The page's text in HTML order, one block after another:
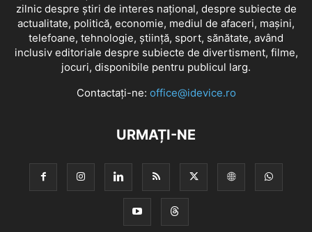
zilnic despre știri de interes național, despre subiecte de
actualitate, politică, economie, mediul de afaceri, mașini,
telefoane, tehnologie, știință, sport, sănătate, având
inclusiv editoriale despre subiecte de divertisment, filme,
jocuri, disponibile pentru publicul larg.
Contactați-ne: office@idevice.ro
URMAȚI-NE